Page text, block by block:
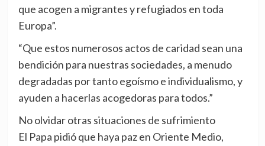
que acogen a migrantes y refugiados en toda
Europa”.
“Que estos numerosos actos de caridad sean una
bendición para nuestras sociedades, a menudo
degradadas por tanto egoísmo e individualismo, y
ayuden a hacerlas acogedoras para todos.”
No olvidar otras situaciones de sufrimiento
El Papa pidió que haya paz en Oriente Medio,